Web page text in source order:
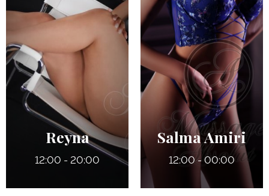
5' 4"
Anglais
115 lbs
Pers
36 ans
5' 0"
Québécoise
135 lbs
34 DDD (Refaits)
Reyna
12:00 - 20:00
Salma Amiri
12:00 - 00:00